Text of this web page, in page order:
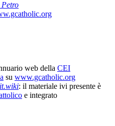
web della CEI
su www.gcatholic.org
it.wiki: il materiale ivi presente è
e integrato